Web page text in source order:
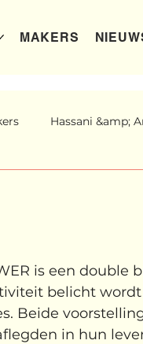
MAKERS
Hassani &amp;
ode aan ho...
is een double
belicht
Beide
in hun